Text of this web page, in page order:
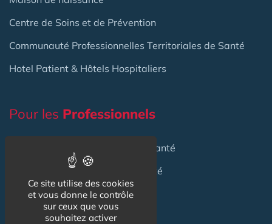
Centre de Soins et de Prévention
Communauté Professionnelles Territoriales de Santé
Hotel Patient & Hôtels Hospitaliers
Pour les Professionnels
en Maison de Santé
Achat locauxen Maison de Santé
Emploien Centre de Santé
S'installeren Maison de Santé
Ce site utilise des cookies
et vous donne le contrôle
sur ceux que vous
souhaitez activer